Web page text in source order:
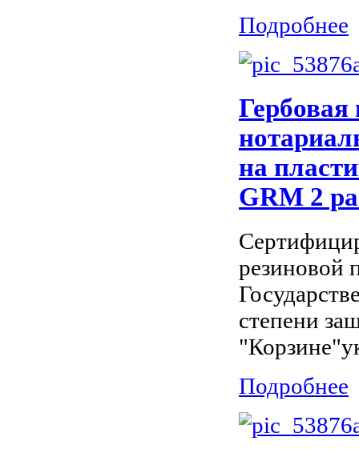
Подробнее
Гербовая
на
GRM 2
резиновой
степени
Подробнее